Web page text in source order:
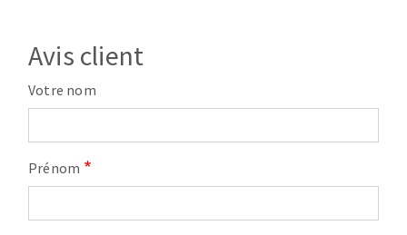
Avis client
Votre nom
Prénom